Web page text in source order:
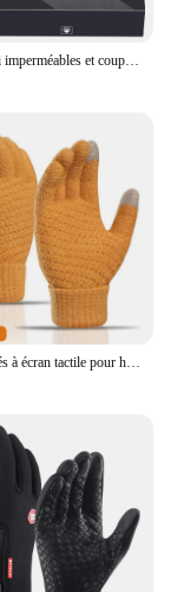
Gants de ski imperméables et coupe-vent Savior Heat pour hommes et femmes, mitaines métropolitaines, garde au chaud, batterie
Gants tricotés à écran tactile pour hommes et femmes, mitaines en laine, doigt complet, chaud, crochet, femme, hiver